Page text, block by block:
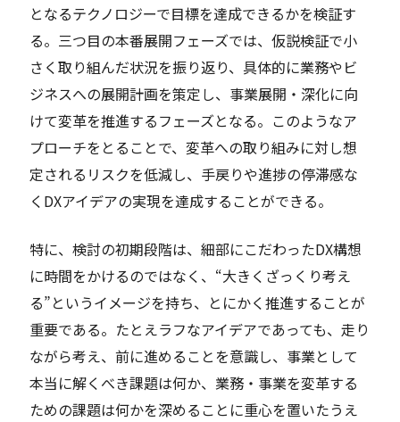
となるテクノロジーで目標を達成できるかを検証す
る。三つ目の本番展開フェーズでは、仮説検証で小
さく取り組んだ状況を振り返り、具体的に業務やビ
ジネスへの展開計画を策定し、事業展開・深化に向
けて変革を推進するフェーズとなる。このようなア
プローチをとることで、変革への取り組みに対し想
定されるリスクを低減し、手戻りや進捗の停滞感な
くDXアイデアの実現を達成することができる。
特に、検討の初期段階は、細部にこだわったDX構想
に時間をかけるのではなく、“大きくざっくり考え
る”というイメージを持ち、とにかく推進することが
重要である。たとえラフなアイデアであっても、走り
ながら考え、前に進めることを意識し、事業として
本当に解くべき課題は何か、業務・事業を変革する
ための課題は何かを深めることに重心を置いたうえ